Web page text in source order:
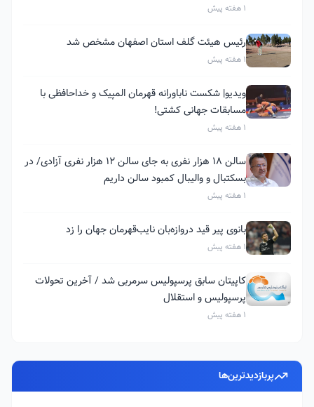
1 هفته پیش
رئیس هیئت گلف استان اصفهان مشخص شد
1 هفته پیش
ویدیو| شکست ناباورانه قهرمان المپیک و خداحافظی با
مسابقات جهانی کشتی!
1 هفته پیش
سالن ۱۸ هزار نفری به جای سالن ۱۲ هزار نفری آزادی/ در
بسکتبال و والیبال کمبود سالن داریم
1 هفته پیش
بانوی پیر قید دروازه‌بان نایب‌قهرمان جهان را زد
1 هفته پیش
کاپیتان سابق پرسپولیس سرمربی شد / آخرین تحولات
پرسپولیس و استقلال
1 هفته پیش
پربازدیدترین‌ها